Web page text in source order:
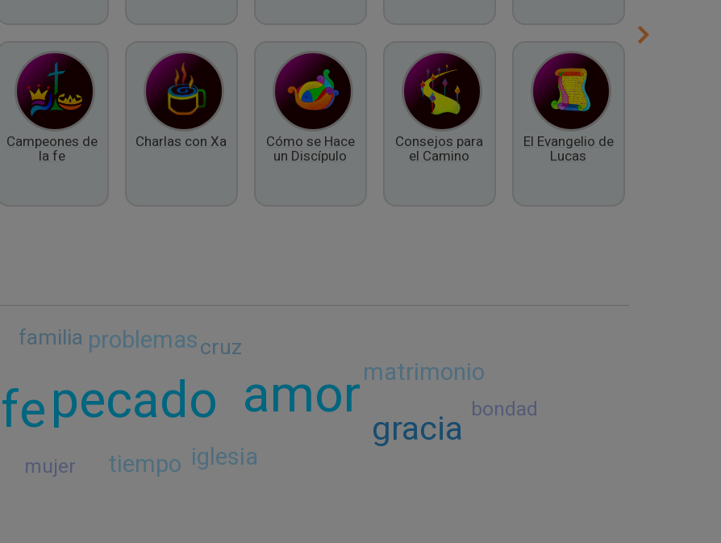
Campeones de
la fe
Charlas con Xa Cómo se Hace
un Discípulo
Consejos para
el Camino
El Evangelio de
Lucas
pecado amor
fe gracia
problemas
iglesia
matrimonio
tiempo
familia
cruz
mujer
bondad